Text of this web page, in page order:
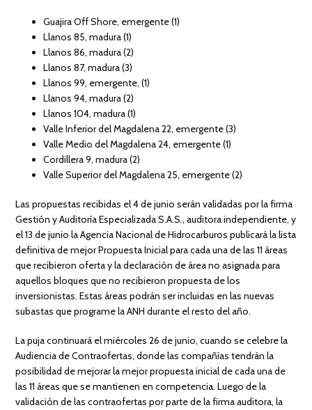
Guajira Off Shore, emergente (1)
Llanos 85, madura (1)
Llanos 86, madura (2)
Llanos 87, madura (3)
Llanos 99, emergente, (1)
Llanos 94, madura (2)
Llanos 104, madura (1)
Valle Inferior del Magdalena 22, emergente (3)
Valle Medio del Magdalena 24, emergente (1)
Cordillera 9, madura (2)
Valle Superior del Magdalena 25, emergente (2)
Las propuestas recibidas el 4 de junio serán validadas por la firma
Gestión y Auditoría Especializada S.A.S., auditora independiente, y
el 13 de junio la Agencia Nacional de Hidrocarburos publicará la lista
definitiva de mejor Propuesta Inicial para cada una de las 11 áreas
que recibieron oferta y la declaración de área no asignada para
aquellos bloques que no recibieron propuesta de los
inversionistas. Estas áreas podrán ser incluidas en las nuevas
subastas que programe la ANH durante el resto del año.
La puja continuará el miércoles 26 de junio, cuando se celebre la
Audiencia de Contraofertas, donde las compañías tendrán la
posibilidad de mejorar la mejor propuesta inicial de cada una de
las 11 áreas que se mantienen en competencia. Luego de la
validación de las contraofertas por parte de la firma auditora, la